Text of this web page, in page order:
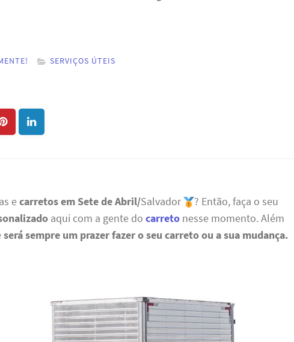
SERVIÇOS ÚTEIS
ecarretos em Sete de Abril/Salvador
? Então, faça o seu
aqui com a gente docarreto nesse momento. Além
será sempre um prazer fazer o seu carreto ou a sua mudança.